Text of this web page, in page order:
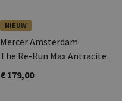
NIEUW
Mercer Amsterdam
The Re-Run Max Antracite
€ 179,00